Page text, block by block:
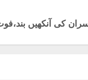
کی آنکھیں